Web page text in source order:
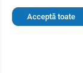
Acceptă toate